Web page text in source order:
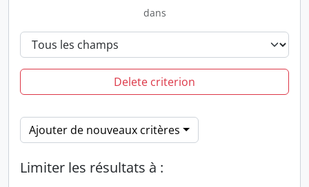
dans
Delete criterion
Ajouter de nouveaux critères
Limiter les résultats à :